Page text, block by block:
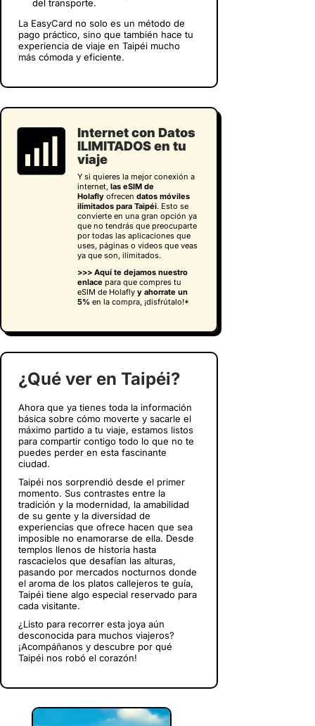
del transporte.
La EasyCard no solo es un método de
pago práctico, sino que también hace tu
experiencia de viaje en Taipéi mucho
más cómoda y eficiente.
Internet con Datos
ILIMITADOS en tu
viaje
Y si quieres la mejor conexión a
internet, las eSIM de
Holaflyofrecen datos móviles
ilimitados para Taipéi. Esto se
convierte en una gran opción ya
que no tendrás que preocuparte
por todas las aplicaciones que
uses, páginas o videos que veas
ya que son, ilimitados.
>>> Aquí te dejamos nuestro
enlace para que compres tu
eSIM de Holafly y ahorrate un
5%en la compra, ¡disfrútalo!*
¿Qué ver en Taipéi?
Ahora que ya tienes toda la información
básica sobre cómo moverte y sacarle el
máximo partido a tu viaje, estamos listos
para compartir contigo todo lo que no te
puedes perder en esta fascinante
ciudad.
Taipéi nos sorprendió desde el primer
momento. Sus contrastes entre la
tradición y la modernidad, la amabilidad
de su gente y la diversidad de
experiencias que ofrece hacen que sea
imposible no enamorarse de ella. Desde
templos llenos de historia hasta
rascacielos que desafían las alturas,
pasando por mercados nocturnos donde
el aroma de los platos callejeros te guía,
Taipéi tiene algo especial reservado para
cada visitante.
¿Listo para recorrer esta joya aún
desconocida para muchos viajeros?
¡Acompáñanos y descubre por qué
Taipéi nos robó el corazón!